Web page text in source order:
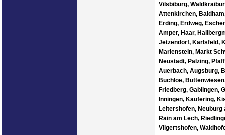
Vilsbiburg,
Attenkirchen,
Erding, Erdweg,
Amper, Haar,
Jetzendorf, Karlsfeld,
Marienstein, Markt
Neustadt, Palzing,
Auerbach, Augsburg,
Buchloe,
Friedberg, Gablingen,
Inningen, Kaufering,
Leitershofen, Neuburg
Rain am Lech,
Vilgertshofen,